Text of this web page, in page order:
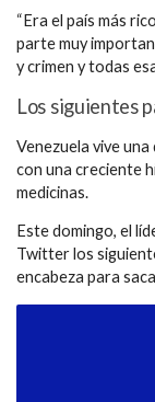
“Era el país más
parte muy
y crimen y todas
Los siguientes
Venezuela vive
con una creciente
medicinas.
Este domingo, el
Twitter los
encabeza para